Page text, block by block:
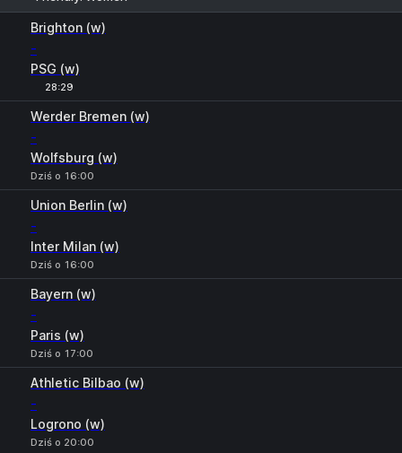
Brighton (w)
-
PSG (w)
28:29
Werder Bremen (w)
-
Wolfsburg (w)
Dziś o 16:00
Union Berlin (w)
-
Inter Milan (w)
Dziś o 16:00
Bayern (w)
-
Paris (w)
Dziś o 17:00
Athletic Bilbao (w)
-
Logrono (w)
Dziś o 20:00